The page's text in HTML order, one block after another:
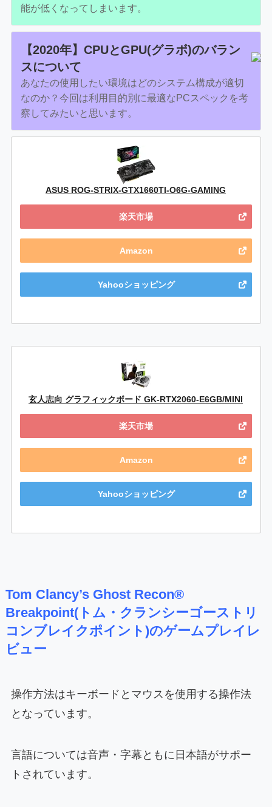
能が低くなってしまいます。
【2020年】CPUとGPU(グラボ)のバラン
スについて
あなたの使用したい環境はどのシステム構成が適切
なのか？今回は利用目的別に最適なPCスペックを考
察してみたいと思います。
ASUS ROG-STRIX-GTX1660TI-O6G-GAMING
楽天市場
Amazon
Yahooショッピング
玄人志向 グラフィックボード GK-RTX2060-E6GB/MINI
楽天市場
Amazon
Yahooショッピング
Tom Clancy’s Ghost Recon®
Breakpoint(トム・クランシーゴーストリ
コンブレイクポイント)のゲームプレイレ
ビュー
操作方法はキーボードとマウスを使用する操作法
となっています。
言語については音声・字幕ともに日本語がサポー
トされています。